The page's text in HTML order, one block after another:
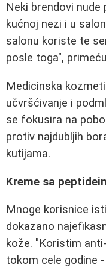
Neki brendovi
kućnoj nezi i u
salonu koriste te
posle toga",
Medicinska
učvršćivanje i
se fokusira na
protiv najdubljih
kutijama.
Kreme sa
Mnoge korisnice
dokazano
kože. "Koristim
tokom cele godine